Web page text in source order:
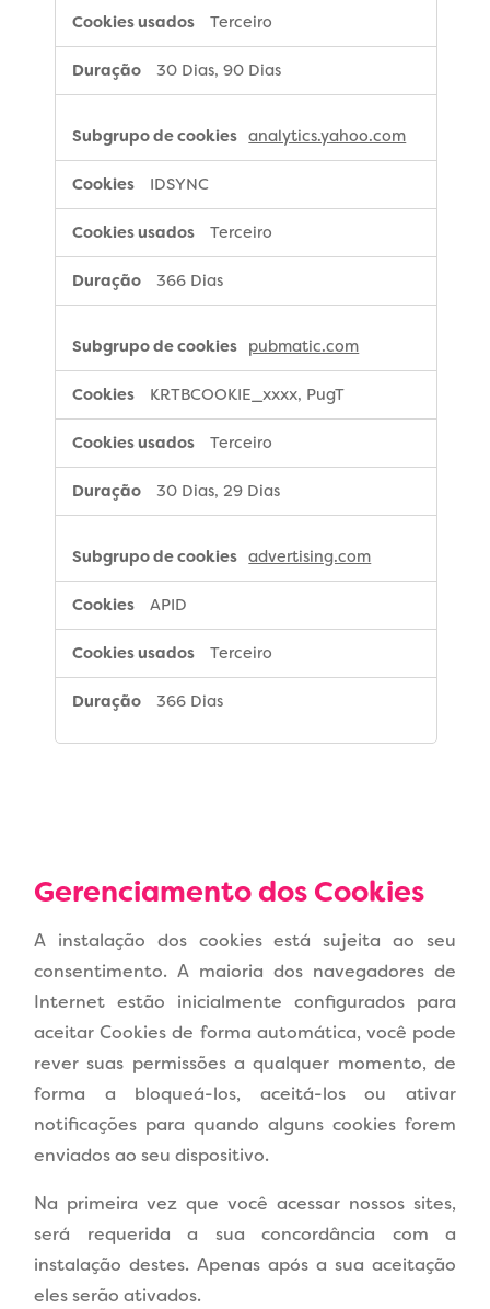
Terceiro
30 Dias, 90 Dias
analytics.yahoo.com
IDSYNC
Terceiro
366 Dias
pubmatic.com
KRTBCOOKIE_xxxx, PugT
Terceiro
30 Dias, 29 Dias
advertising.com
APID
Terceiro
366 Dias
Gerenciamento dos Cookies
A instalação dos cookies está sujeita ao seu
consentimento. A maioria dos navegadores de
Internet estão inicialmente configurados para
aceitar Cookies de forma automática, você pode
rever suas permissões a qualquer momento, de
forma a bloqueá-los, aceitá-los ou ativar
notificações para quando alguns cookies forem
enviados ao seu dispositivo.
Na primeira vez que você acessar nossos sites,
será requerida a sua concordância com a
instalação destes. Apenas após a sua aceitação
eles serão ativados.